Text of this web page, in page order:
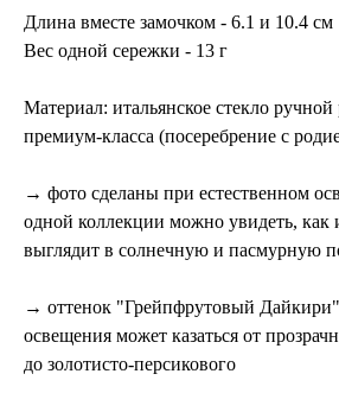
Длина вместе замочком - 6.1 и 10.4 см
Вес одной сережки - 13 г
Материал: ​итальянское стекло
премиум-класса (посеребрение с
→ фото сделаны при естественном
одной коллекции можно увидеть, как
выглядит в солнечную и пасмурную
→ оттенок "Грейпфрутовый Дайкири"
освещения может казаться от
до золотисто-персикового